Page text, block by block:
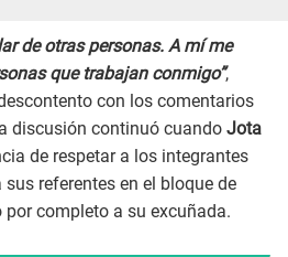
de otras personas. A mí me
que trabajan conmigo”,
con los comentarios
discusión continuó cuando Jota
de respetar a los integrantes
referentes en el bloque de
completo a su excuñada.